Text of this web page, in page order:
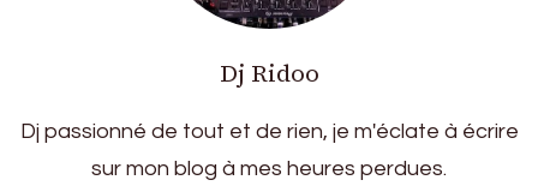
Dj Ridoo
Dj passionné de tout et de rien, je m'éclate à écrire
sur mon blog à mes heures perdues.